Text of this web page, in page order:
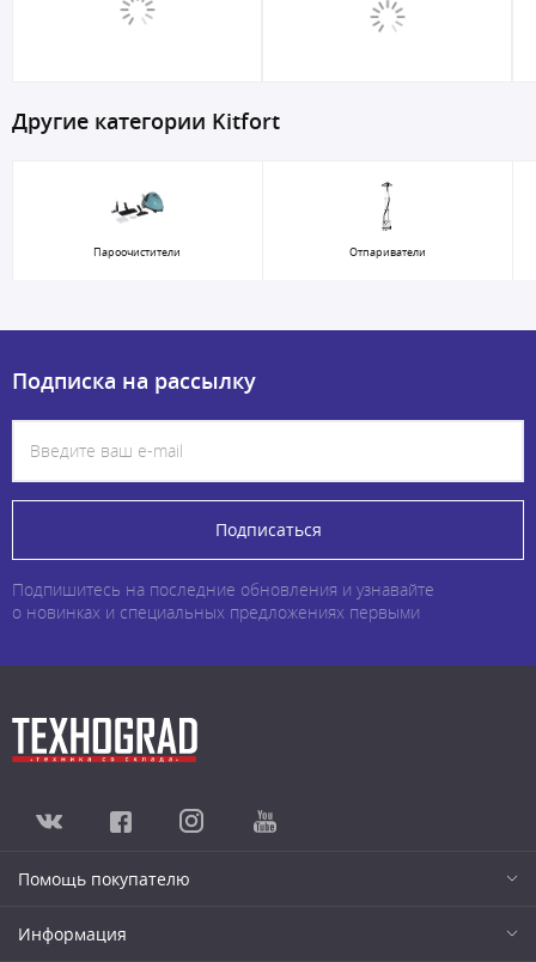
Другие категории Kitfort
Пароочистители Отпариватели
Подписка на рассылку
Подписаться
Подпишитесь на последние обновления и узнавайте
о новинках и специальных предложениях первыми
Помощь покупателю
Информация